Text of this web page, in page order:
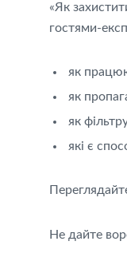
«Як
гостями-
як
як
як
які є
Не дайте